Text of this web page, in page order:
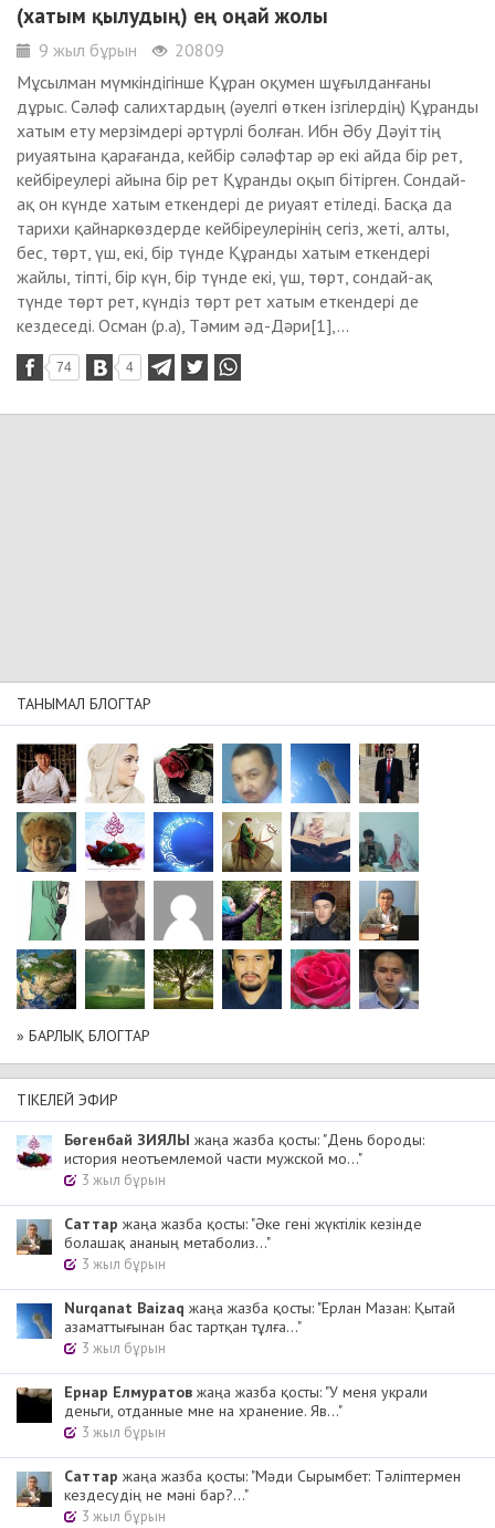
(хатым қылудың) ең оңай жолы
9 жыл бұрын
20809
Мұсылман мүмкіндігінше Құран оқумен шұғылданғаны
дұрыс. Сәләф салихтардың (әуелгі өткен ізгілердің) Құранды
хатым ету мерзімдері әртүрлі болған. Ибн Әбу Дәуіттің
риуаятына қарағанда, кейбір сәләфтар әр екі айда бір рет,
кейбіреулері айына бір рет Құранды оқып бітірген. Сондай-
ақ он күнде хатым еткендері де риуаят етіледі. Басқа да
тарихи қайнаркөздерде кейбіреулерінің сегіз, жеті, алты,
бес, төрт, үш, екі, бір түнде Құранды хатым еткендері
жайлы, тіпті, бір күн, бір түнде екі, үш, төрт, сондай-ақ
түнде төрт рет, күндіз төрт рет хатым еткендері де
кездеседі. Осман (р.а), Тәмим әд-Дәри[1],...
74 4
ТАНЫМАЛ БЛОГТАР
» БАРЛЫҚ БЛОГТАР
ТІКЕЛЕЙ ЭФИР
Бөгенбай ЗИЯЛЫ жаңа жазба қосты: "День бороды:
история неотъемлемой части мужской мо..."
3 жыл бұрын
Cаттар жаңа жазба қосты: "Әке гені жүктілік кезінде
болашақ ананың метаболиз..."
3 жыл бұрын
Nurqanat Baizaq жаңа жазба қосты: "Ерлан Мазан: Қытай
азаматтығынан бас тартқан тұлға..."
3 жыл бұрын
Ернар Елмуратов жаңа жазба қосты: "У меня украли
деньги, отданные мне на хранение. Яв..."
3 жыл бұрын
Cаттар жаңа жазба қосты: "Мәди Сырымбет: Тәліптермен
кездесудің не мәні бар?..."
3 жыл бұрын